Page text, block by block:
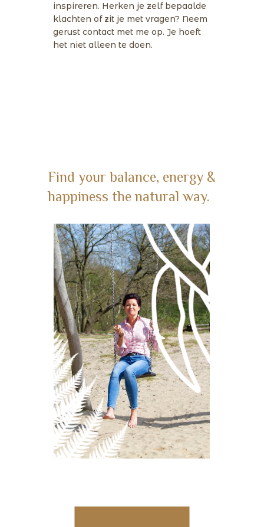
inspireren. Herken je zelf bepaalde
klachten of zit je met vragen? Neem
gerust contact met me op. Je hoeft
het niet alleen te doen.
Find your balance, energy &
happiness the natural way.